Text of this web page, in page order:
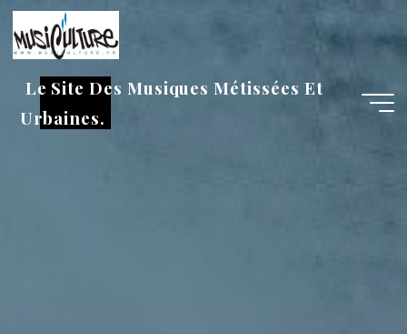
Aller
au
contenu
Le Site Des Musiques Métissées Et
Urbaines.